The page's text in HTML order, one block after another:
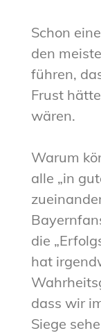
Schon
den
führen,
Frust
wären.
Warum
alle „in
die
hat
dass wir
Siege